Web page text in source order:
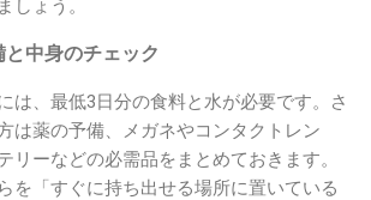
しょう。
中身のチェック
は、最低3日分の食料と水が必要です。さ
は薬の予備、メガネやコンタクトレン
リーなどの必需品をまとめておきます。
を「すぐに持ち出せる場所に置いている